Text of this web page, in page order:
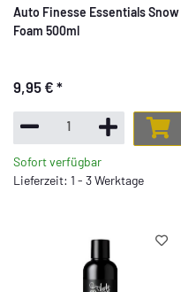
Auto Finesse Essentials Snow
Foam 500ml
9,95 € *
Sofort verfügbar
Lieferzeit: 1 - 3 Werktage